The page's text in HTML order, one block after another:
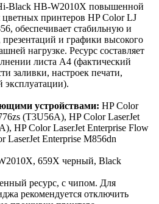
Black HB-W2010X повышенной
цветных принтеров HP Color LJ
обеспечивает стабильную и
и графики высокого
нагрузке. Ресурс составляет
листа А4 (фактический
заливки, настроек печати,
эксплуатации).
устройствами: HP Color
(T3U56A), HP Color LaserJet
HP Color LaserJet Enterprise Flow
Enterprise M856dn
659X черный, Black
ресурс, с чипом. Для
рекомендуется отключить